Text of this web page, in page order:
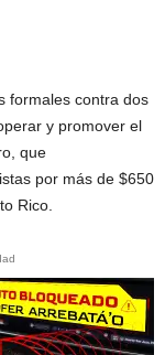
formales contra dos
y promover el
que
por más de $650
Rico.